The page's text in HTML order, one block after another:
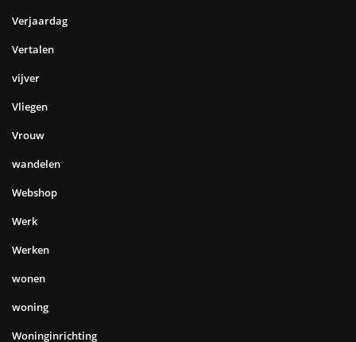
Verjaardag
Vertalen
vijver
Vliegen
Vrouw
wandelen
Webshop
Werk
Werken
wonen
woning
Woninginrichting